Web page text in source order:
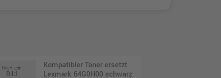
Kompatibler Toner ersetzt
Lexmark 64G0H00 schwarz